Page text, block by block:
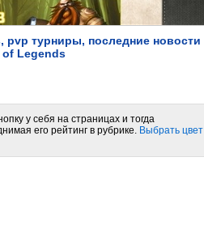
турниры, последние новости
of Legends
у себя на страницах и тогда
его рейтинг в рубрике. Выбрать цвет